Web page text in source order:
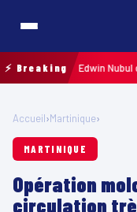
⚡ Breaking
2026 : Edwin Nubul
Accueil›Martinique›
MARTINIQUE
Opération
circulation